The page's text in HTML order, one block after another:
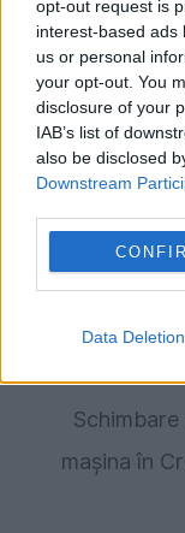
opt-out request is
interest-based ads
us or personal
your opt-out. You
disclosure of your
IAB’s list of
also be disclosed
Downstream
Data Deletion
Prețul
Motorina se
mașina în